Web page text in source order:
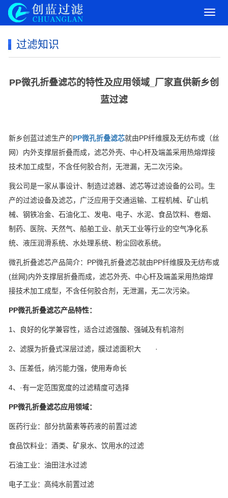
导
过滤知识
PP微孔折叠滤芯的特性及应用领域_厂家直供新乡创
蓝过滤
新乡创蓝过滤生产的PP微孔折叠滤芯就由PP纤维膜及无纺布或（丝
网）内外支撑层折叠而成，滤芯外壳、中心杆及端盖采用热熔焊接
技术加工成型，不含任何胶合剂，无泄漏，无二次污染。
我公司是一家从事设计、制造过滤器、滤芯等过滤设备的公司。生
产的过滤设备及滤芯，广泛应用于交通运输、工程机械、矿山机
械、钢铁冶金、石油化工、发电、电子、水泥、食品饮料、卷烟、
制药、医院、天然气、船舶工业、航天工业等行业的空气净化系
统、液压润滑系统、水处理系统、粉尘回收系统。
微孔折叠滤芯产品简介：PP微孔折叠滤芯就由PP纤维膜及无纺布或
(丝网)内外支撑层折叠而成，滤芯外壳、中心杆及端盖采用热熔焊
接技术加工成型，不含任何胶合剂，无泄漏，无二次污染。
PP微孔折叠滤芯产品特性：
1、良好的化学兼容性，适合过滤强酸、强碱及有机溶剂
2、滤膜为折叠式深层过滤，膜过滤面积大 ·
3、压差低，纳污能力强，使用寿命长
4、·有一定范围宽度的过滤精度可选择
PP微孔折叠滤芯应用领域：
医药行业：部分抗菌素等药液的前置过滤
食品饮料业：酒类、矿泉水、饮用水的过滤
石油工业：油田注水过滤
电子工业：高纯水前置过滤